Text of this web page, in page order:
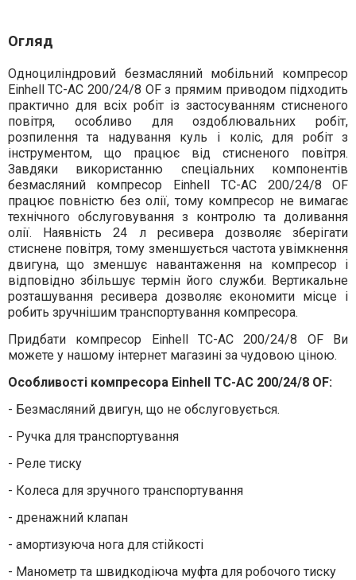
Огляд
Одноциліндровий безмасляний мобільний компресор
Einhell TC-AC 200/24/8 OF з прямим приводом підходить
практично для всіх робіт із застосуванням стисненого
повітря, особливо для оздоблювальних робіт,
розпилення та надування куль і коліс, для робіт з
інструментом, що працює від стисненого повітря.
Завдяки використанню спеціальних компонентів
безмасляний компресор Einhell TC-AC 200/24/8 OF
працює повністю без олії, тому компресор не вимагає
технічного обслуговування з контролю та доливання
олії. Наявність 24 л ресивера дозволяє зберігати
стиснене повітря, тому зменшується частота увімкнення
двигуна, що зменшує навантаження на компресор і
відповідно збільшує термін його служби. Вертикальне
розташування ресивера дозволяє економити місце і
робить зручнішим транспортування компресора.
Придбати компресор Einhell TC-AC 200/24/8 OF Ви
можете у нашому інтернет магазині за чудовою ціною.
Особливості компресора Einhell TC-AC 200/24/8 OF:
- Безмасляний двигун, що не обслуговується.
- Ручка для транспортування
- Реле тиску
- Колеса для зручного транспортування
- дренажний клапан
- амортизуюча нога для стійкості
- Манометр та швидкодіюча муфта для робочого тиску